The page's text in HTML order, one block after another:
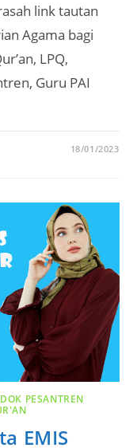
link tautan
Agama bagi
LPQ,
Guru PAI
18/01/2023
PESANTREN
EMIS